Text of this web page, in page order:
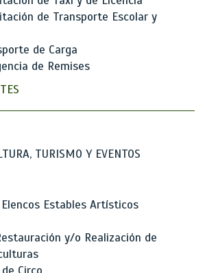
de Transporte Escolar y
de Carga
de Remises
TURISMO Y EVENTOS
Estables Artísticos
y/o Realización de